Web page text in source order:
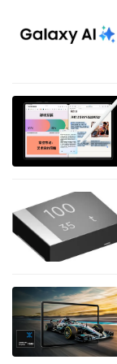
本文来源于DOIT